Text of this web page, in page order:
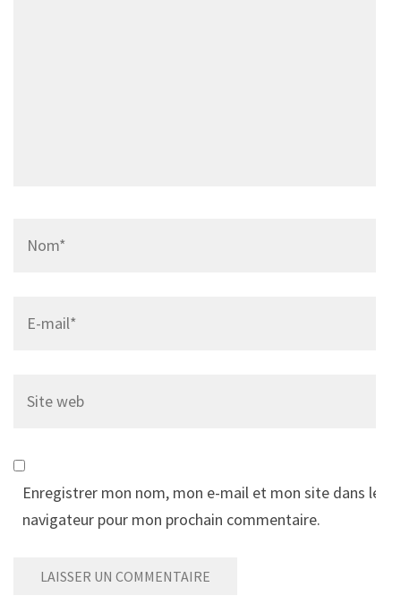
web
Enregistrer mon nom, mon e-mail et mon site dans le
navigateur pour mon prochain commentaire.